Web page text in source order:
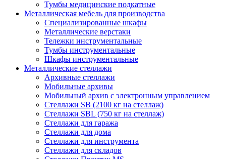
Тумбы медицинские подкатные
Металлическая мебель для производства
Cпециализированные шкафы
Металлические верстаки
Тележки инструментальные
Тумбы инструментальные
Шкафы инструментальные
Металлические стеллажи
Архивные стеллажи
Мобильные архивы
Мобильный архив с электронным управлением
Стеллажи SB (2100 кг на стеллаж)
Стеллажи SBL (750 кг на стеллаж)
Стеллажи для гаража
Стеллажи для дома
Стеллажи для инструмента
Стеллажи для складов